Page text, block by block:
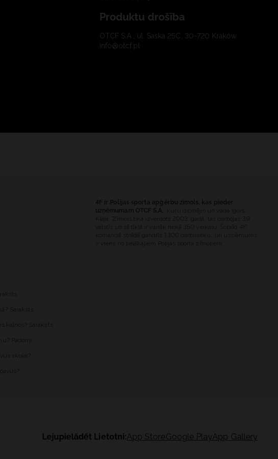
Produktu drošība
OTCF S.A., ul. Saska 25C, 30-720 Kraków
info@otcf.pl
Lejupielādēt Lietotni:App StoreGoogle PlayApp Gallery